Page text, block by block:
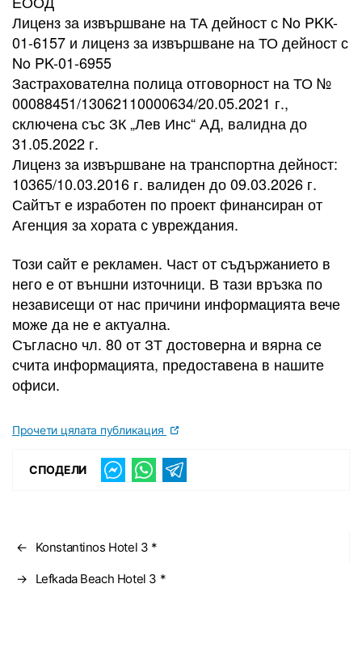
Лиценз за извършване на ТА дейност с No PKK-
01-6157 и лиценз за извършване на ТО дейност с
No PK-01-6955
Застрахователна полица отговорност на ТО №
00088451/13062110000634/20.05.2021 г.,
сключена със ЗК „Лев Инс“ АД, валидна до
31.05.2022 г.
Лиценз за извършване на транспортна дейност:
10365/10.03.2016 г. валиден до 09.03.2026 г.
Сайтът е изработен по проект финансиран от
Агенция за хората с увреждания.
Този сайт е рекламен. Част от съдържанието в
него е от външни източници. В тази връзка по
независещи от нас причини информацията вече
може да не е актуална.
Съгласно чл. 80 от ЗТ достоверна и вярна се
счита информацията, предоставена в нашите
офиси.
Прочети цялата публикация
СПОДЕЛИ
← Konstantinos Hotel 3 *
→ Lefkada Beach Hotel 3 *